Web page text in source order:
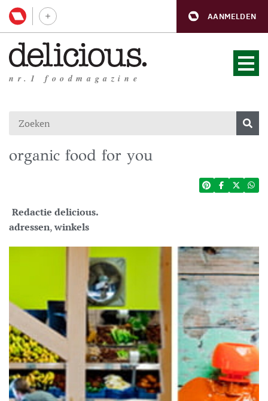
AANMELDEN
nr.1 foodmagazine
organic food for you
Redactie delicious.
adressen,winkels